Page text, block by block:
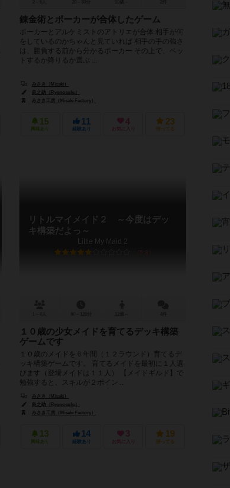
錬金術とポーカーが合体したゲーム
ポーカーとアルケミストのアトリエが合体 相手が何
をしているのかちゃんと見ていれば 相手の手の強さ
は、勝負する前から分かるポーカー その上で、ベッ
トするか降りるか選ぶ ...
みさき（Misaki）
良之助（Ryonosuke）
みさき工房（Misaki Factory）
15
興味あり
11
経験あり
4
お気に入り
23
持ってる
リトルマイメイド２ ～今度はデッ
キ構築だよっ～
Little My Maid 2
5.8
１０歳の少女メイドを育てるデッキ構築
ゲームです
１０歳のメイドを６年間（１２ラウンド）育てるデ
ッキ構築ゲームです。 育てるメイドを最初に１人選
びます（登場メイドは１１人） 【メイドギルド】で
勉強すると、スキルが２ポイン...
みさき（Misaki）
良之助（Ryonosuke）
みさき工房（Misaki Factory）
13
興味あり
14
経験あり
3
お気に入り
19
持ってる